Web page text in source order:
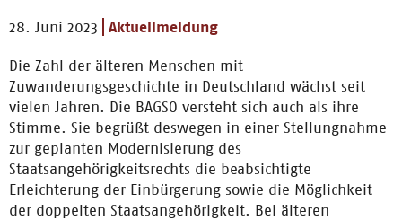
28. Juni 2023 Aktuellmeldung
Die Zahl der älteren Menschen mit
Zuwanderungsgeschichte in Deutschland wächst seit
vielen Jahren. Die BAGSO versteht sich auch als ihre
Stimme. Sie begrüßt deswegen in einer Stellungnahme
zur geplanten Modernisierung des
Staatsangehörigkeitsrechts die beabsichtigte
Erleichterung der Einbürgerung sowie die Möglichkeit
der doppelten Staatsangehörigkeit. Bei älteren